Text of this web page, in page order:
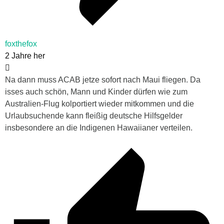
foxthefox
2 Jahre her
Na dann muss ACAB jetze sofort nach Maui fliegen. Da
isses auch schön, Mann und Kinder dürfen wie zum
Australien-Flug kolportiert wieder mitkommen und die
Urlaubsuchende kann fleißig deutsche Hilfsgelder
insbesondere an die Indigenen Hawaiianer verteilen.